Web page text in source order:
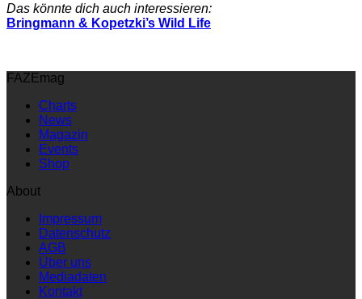
Das könnte dich auch interessieren:
Bringmann & Kopetzki’s Wild Life
FAZEmag
Charts
News
Magazin
Events
Shop
About
Impressum
Datenschutz
AGB
Über uns
Mediadaten
Kontakt